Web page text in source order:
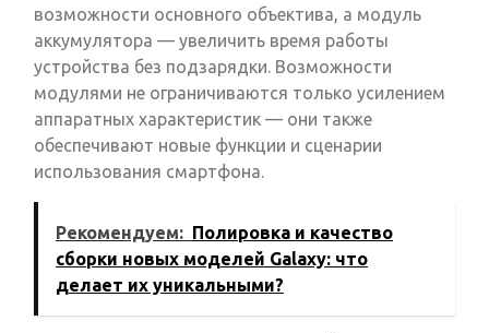
возможности основного объектива, а модуль
аккумулятора — увеличить время работы
устройства без подзарядки. Возможности
модулями не ограничиваются только усилением
аппаратных характеристик — они также
обеспечивают новые функции и сценарии
использования смартфона.
Рекомендуем: Полировка и качество
сборки новых моделей Galaxy: что
делает их уникальными?